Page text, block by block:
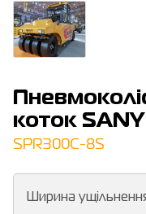
коток
SPR300C-8S
Ширина